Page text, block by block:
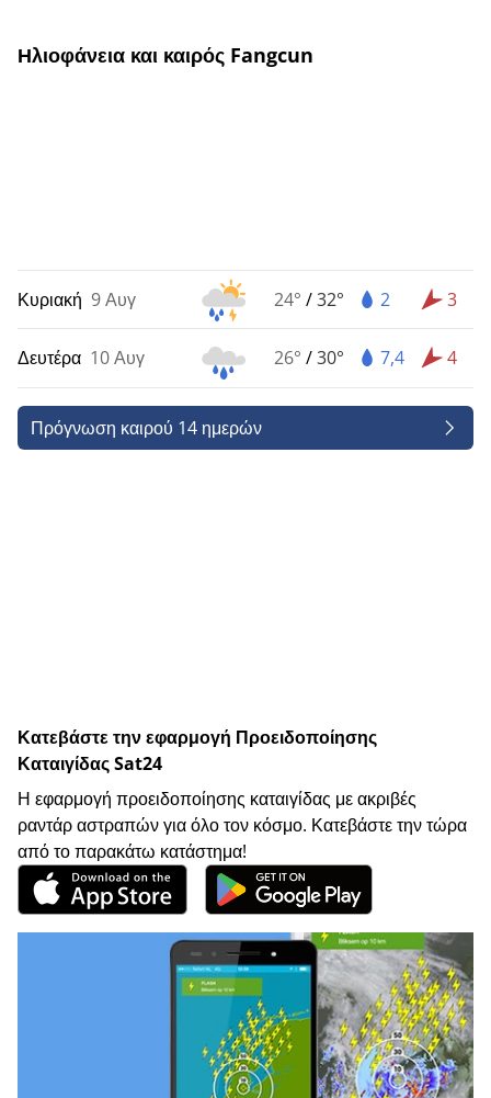
Ηλιοφάνεια και καιρός Fangcun
Κυριακή 9 Αυγ 24° /32° 2 3
Δευτέρα 10 Αυγ 26° /30° 7,4 4
Πρόγνωση καιρού 14 ημερών
Κατεβάστε την εφαρμογή Προειδοποίησης
Καταιγίδας Sat24
Η εφαρμογή προειδοποίησης καταιγίδας με ακριβές
ραντάρ αστραπών για όλο τον κόσμο. Κατεβάστε την τώρα
από το παρακάτω κατάστημα!